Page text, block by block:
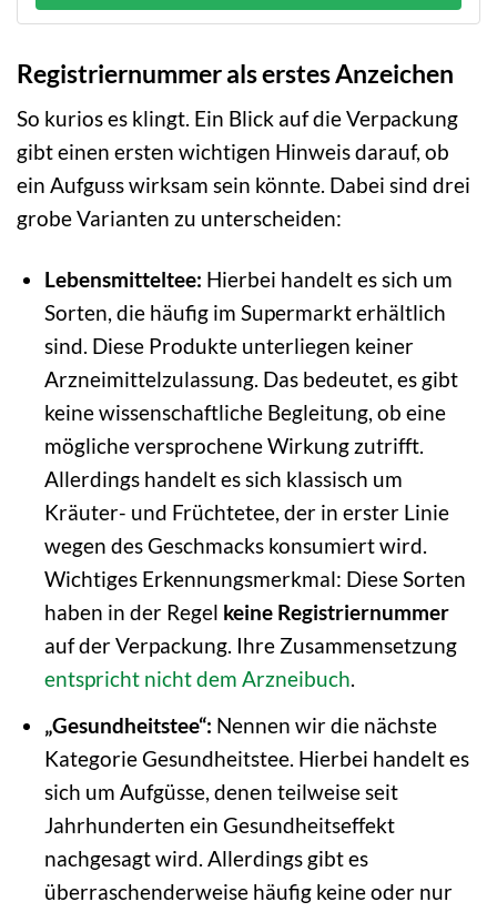
Registriernummer als erstes Anzeichen
So kurios es klingt. Ein Blick auf die Verpackung
gibt einen ersten wichtigen Hinweis darauf, ob
ein Aufguss wirksam sein könnte. Dabei sind drei
grobe Varianten zu unterscheiden:
Lebensmitteltee: Hierbei handelt es sich um
Sorten, die häufig im Supermarkt erhältlich
sind. Diese Produkte unterliegen keiner
Arzneimittelzulassung. Das bedeutet, es gibt
keine wissenschaftliche Begleitung, ob eine
mögliche versprochene Wirkung zutrifft.
Allerdings handelt es sich klassisch um
Kräuter- und Früchtetee, der in erster Linie
wegen des Geschmacks konsumiert wird.
Wichtiges Erkennungsmerkmal: Diese Sorten
haben in der Regel keine Registriernummer
auf der Verpackung. Ihre Zusammensetzung
entspricht nicht dem Arzneibuch.
„Gesundheitstee“: Nennen wir die nächste
Kategorie Gesundheitstee. Hierbei handelt es
sich um Aufgüsse, denen teilweise seit
Jahrhunderten ein Gesundheitseffekt
nachgesagt wird. Allerdings gibt es
überraschenderweise häufig keine oder nur